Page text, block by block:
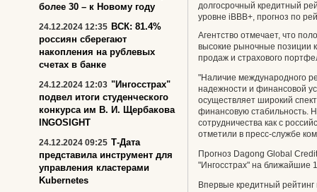
долгосрочный кредитный
уровне iBBB+, прогноз по
Агентство отмечает, что
высокие рыночные позиции
продаж и страхового
"Наличие международного
надежности и финансовой
осуществляет широкий
финансовую стабильность.
сотрудничества как с
отметили в пресс-службе
Прогноз Dagong Global
"Ингосстрах" на ближайшие
Впервые кредитный
более 30 – к Новому году
24.12.2024 12:35 ВСК: 81.4%
россиян сберегают
накопления на рублевых
счетах в банке
24.12.2024 12:03 "Ингосстрах"
подвел итоги студенческого
конкурса им В. И. Щербакова
INGOSIGHT
24.12.2024 09:25 Т-Дата
представила инструмент для
управления кластерами
Kubernetes